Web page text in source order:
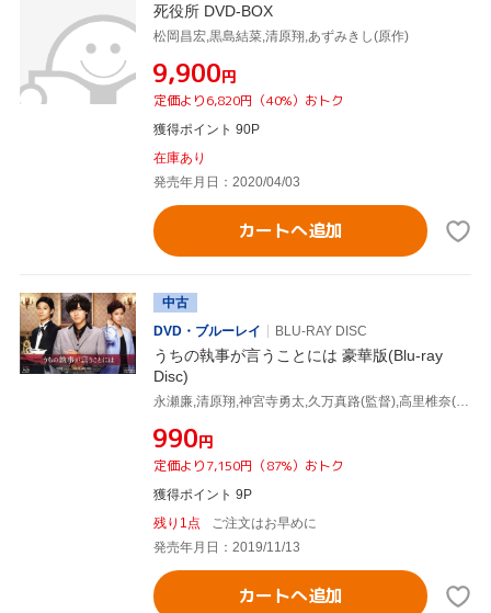
死役所 DVD-BOX
松岡昌宏,黒島結菜,清原翔,あずみきし(原作)
¥9,900円
定価より6,820円（40%）おトク
獲得ポイント 90P
在庫あり
発売年月日：2020/04/03
カートへ追加
中古
DVD・ブルーレイ
BLU-RAY DISC
うちの執事が言うことには 豪華版(Blu-ray
Disc)
永瀬廉,清原翔,神宮寺勇太,久万真路(監督),高里椎奈(原作),ゲイリー芦屋(音楽)
¥990円
定価より7,150円（87%）おトク
獲得ポイント 9P
残り1点
ご注文はお早めに
発売年月日：2019/11/13
カートへ追加